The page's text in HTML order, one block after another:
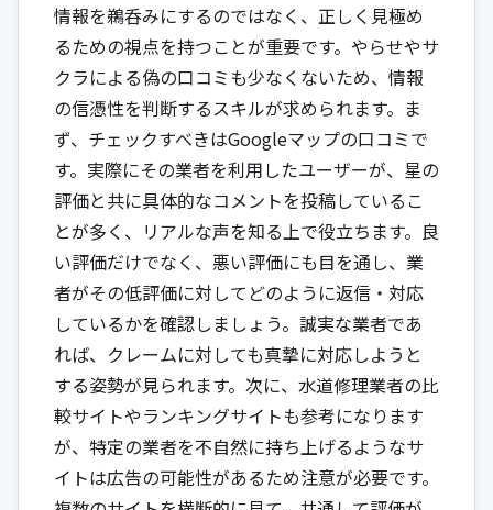
情報を鵜呑みにするのではなく、正しく見極め
るための視点を持つことが重要です。やらせやサ
クラによる偽の口コミも少なくないため、情報
の信憑性を判断するスキルが求められます。ま
ず、チェックすべきはGoogleマップの口コミで
す。実際にその業者を利用したユーザーが、星の
評価と共に具体的なコメントを投稿しているこ
とが多く、リアルな声を知る上で役立ちます。良
い評価だけでなく、悪い評価にも目を通し、業
者がその低評価に対してどのように返信・対応
しているかを確認しましょう。誠実な業者であ
れば、クレームに対しても真摯に対応しようと
する姿勢が見られます。次に、水道修理業者の比
較サイトやランキングサイトも参考になります
が、特定の業者を不自然に持ち上げるようなサ
イトは広告の可能性があるため注意が必要です。